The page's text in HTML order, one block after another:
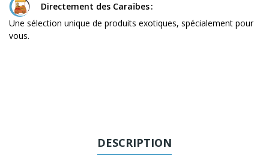
Directement des Caraïbes
Une sélection unique de produits exotiques, spécialement pour
vous.
DESCRIPTION